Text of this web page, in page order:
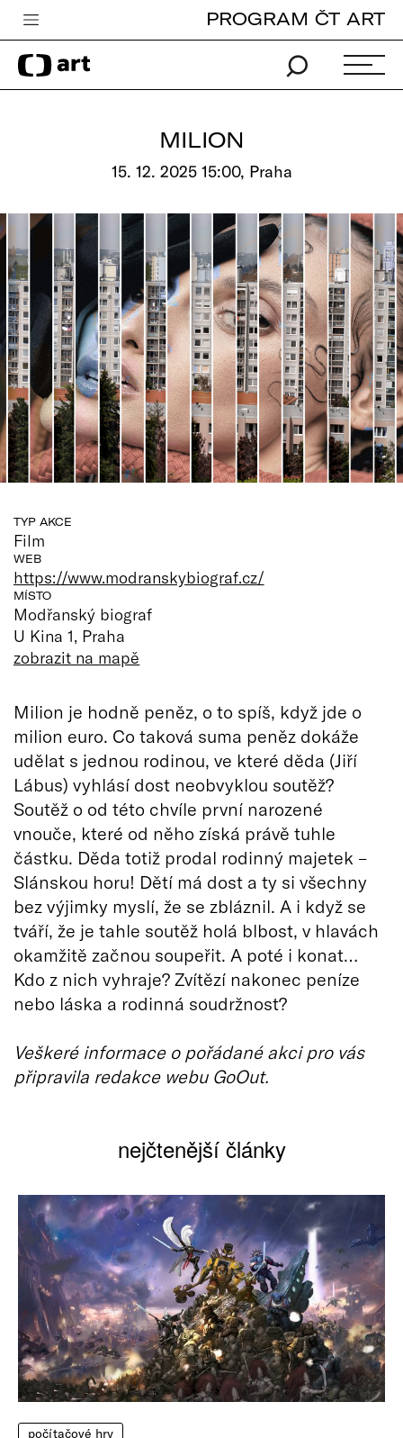
Česká televize
Zpravodajství
Pro děti
edu
Vše o ČT
PROGRAM ČT ART
MILION
15. 12. 2025 15:00, Praha
TYP AKCE
Film
WEB
https://www.modranskybiograf.cz/
MÍSTO
Modřanský biograf
U Kina 1, Praha
zobrazit na mapě
Milion je hodně peněz, o to spíš, když jde o
milion euro. Co taková suma peněz dokáže
udělat s jednou rodinou, ve které děda (Jiří
Lábus) vyhlásí dost neobvyklou soutěž?
Soutěž o od této chvíle první narozené
vnouče, které od něho získá právě tuhle
částku. Děda totiž prodal rodinný majetek –
Slánskou horu! Dětí má dost a ty si všechny
bez výjimky myslí, že se zbláznil. A i když se
tváří, že je tahle soutěž holá blbost, v hlavách
okamžitě začnou soupeřit. A poté i konat…
Kdo z nich vyhraje? Zvítězí nakonec peníze
nebo láska a rodinná soudržnost?
Veškeré informace o pořádané akci pro vás
připravila redakce webu GoOut.
nejčtenější články
počítačové hry